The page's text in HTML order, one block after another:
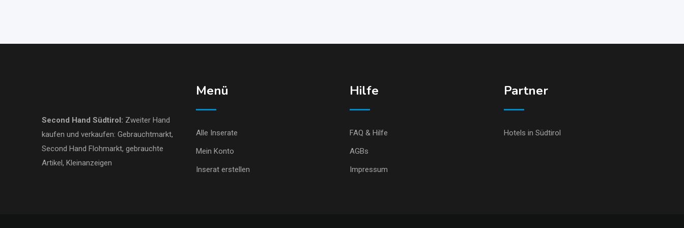
Second Hand Südtirol: Zweiter Hand
kaufen und verkaufen: Gebrauchtmarkt,
Second Hand Flohmarkt, gebrauchte
Artikel, Kleinanzeigen
Menü
Alle Inserate
Mein Konto
Inserat erstellen
Hilfe
FAQ & Hilfe
AGBs
Impressum
Partner
Hotels in Südtirol